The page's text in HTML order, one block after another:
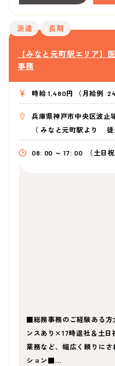
派遣 長期
【みなと元町駅エリア】
事務
時給 1,480円 （月給例
兵庫県神戸市中央区波止
（ みなと元町駅より
08: 00 ～ 17: 00 （土日
■総務事務のご経験ある方
ンスあり×17時退社＆土
業務など、幅広く頼りに
ション■…